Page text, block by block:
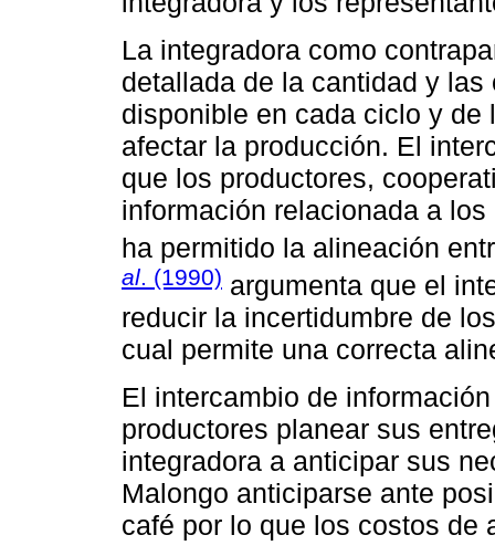
La integradora como
detallada de la cantidad y
disponible en cada ciclo y
afectar la producción. El
que los productores,
información relacionada a
ha permitido la alineación
al. (1990) argumenta que el
reducir la incertidumbre de
cual permite una correcta
El intercambio de
productores planear sus
integradora a anticipar sus
Malongo anticiparse ante
café por lo que los costos de